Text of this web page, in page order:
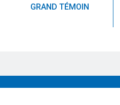
GRAND TÉMOIN